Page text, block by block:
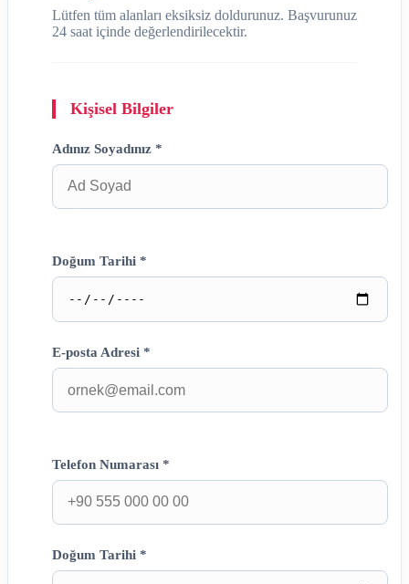
Lütfen tüm alanları eksiksiz doldurunuz. Başvurunuz
24 saat içinde değerlendirilecektir.
Kişisel Bilgiler
Adınız Soyadınız *
Doğum Tarihi *
E-posta Adresi *
Telefon Numarası *
Doğum Tarihi *